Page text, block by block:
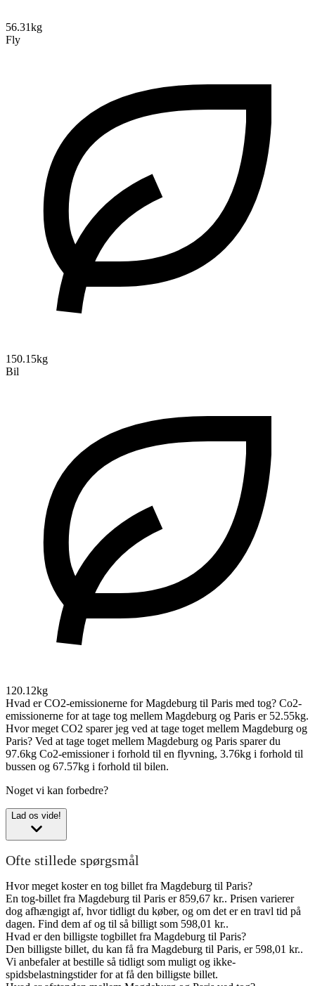
56.31kg
Fly
150.15kg
Bil
120.12kg
Hvad er CO2-emissionerne for Magdeburg til Paris med tog? Co2-
emissionerne for at tage tog mellem Magdeburg og Paris er 52.55kg.
Hvor meget CO2 sparer jeg ved at tage toget mellem Magdeburg og
Paris? Ved at tage toget mellem Magdeburg og Paris sparer du
97.6kg Co2-emissioner i forhold til en flyvning, 3.76kg i forhold til
bussen og 67.57kg i forhold til bilen.
Noget vi kan forbedre?
Lad os vide!
Ofte stillede spørgsmål
Hvor meget koster en tog billet fra Magdeburg til Paris?
En tog-billet fra Magdeburg til Paris er 859,67 kr.. Prisen varierer
dog afhængigt af, hvor tidligt du køber, og om det er en travl tid på
dagen. Find dem af og til så billigt som 598,01 kr..
Hvad er den billigste togbillet fra Magdeburg til Paris?
Den billigste billet, du kan få fra Magdeburg til Paris, er 598,01 kr..
Vi anbefaler at bestille så tidligt som muligt og ikke-
spidsbelastningstider for at få den billigste billet.